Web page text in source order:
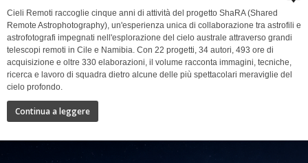
Cieli Remoti raccoglie cinque anni di attività del progetto ShaRA (Shared
Remote Astrophotography), un'esperienza unica di collaborazione tra astrofili e
astrofotografi impegnati nell'esplorazione del cielo australe attraverso grandi
telescopi remoti in Cile e Namibia. Con 22 progetti, 34 autori, 493 ore di
acquisizione e oltre 330 elaborazioni, il volume racconta immagini, tecniche,
ricerca e lavoro di squadra dietro alcune delle più spettacolari meraviglie del
cielo profondo.
Continua a leggere